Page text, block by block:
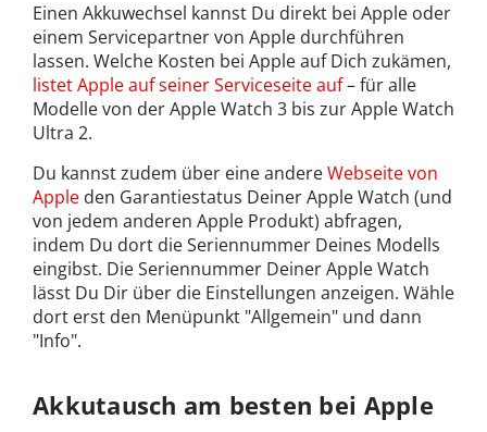
Einen Akkuwechsel kannst Du direkt bei Apple oder
einem Servicepartner von Apple durchführen
lassen. Welche Kosten bei Apple auf Dich zukämen,
listet Apple auf seiner Serviceseite auf– für alle
Modelle von der Apple Watch 3 bis zur Apple Watch
Ultra 2.
Du kannst zudem über eine andereWebseite von
Apple den Garantiestatus Deiner Apple Watch (und
von jedem anderen Apple Produkt) abfragen,
indem Du dort die Seriennummer Deines Modells
eingibst. Die Seriennummer Deiner Apple Watch
lässt Du Dir über die Einstellungen anzeigen. Wähle
dort erst den Menüpunkt "Allgemein" und dann
"Info".
Akkutausch am besten bei Apple